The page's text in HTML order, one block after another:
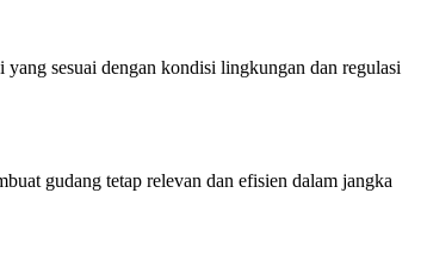
sesuai dengan kondisi lingkungan dan regulasi
gudang tetap relevan dan efisien dalam jangka